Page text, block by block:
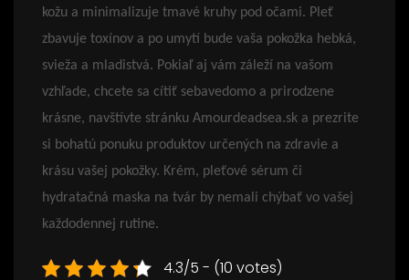
kožu a minimalizuje tmavé kruhy pod očami. Pleť
zbavuje toxínov a po umytí bude vaša pokožka hebká,
svieža a mladistvá. Pokiaľ aj vám záleží na vašom
vzhľade, chcete sa cítiť sebavedomo a prirodzene
krásne, navštívte stránku Amourdeadsea.sk a prezrite
si bohatú ponuku produktov určených na zdravie a
krásu vašej pokožky. Krém, pleťové sérum či
hydratačná maska na tvár by nemali chýbať vo vašej
každodennej rutine.
4.3/5 - (10 votes)